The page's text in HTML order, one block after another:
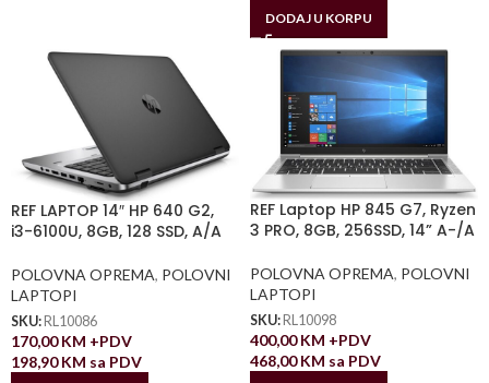
DODAJ U KORPU
REF LAPTOP 14″ HP 640 G2,
i3-6100U, 8GB, 128 SSD, A/A
POLOVNA OPREMA, POLOVNI
LAPTOPI
SKU: RL10086
170,00KM +PDV
198,90KM sa PDV
REF Laptop HP 845 G7, Ryzen
3 PRO, 8GB, 256SSD, 14” A-/A
POLOVNA OPREMA, POLOVNI
LAPTOPI
SKU: RL10098
400,00KM +PDV
468,00KM sa PDV